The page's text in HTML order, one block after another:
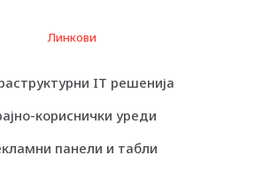
Линкови
IT решенија
кориснички уреди
панели и табли